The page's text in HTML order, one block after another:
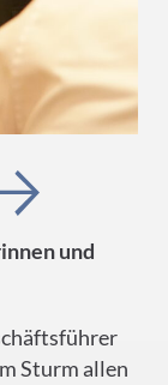
und
Sturm allen